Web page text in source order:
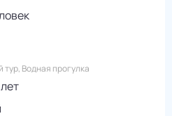
Водная прогулка